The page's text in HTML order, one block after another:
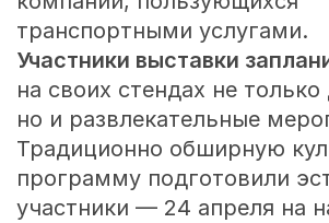
транспортными услугами.
Участники выставки
на своих стендах не
но и развлекательные
Традиционно обширную
программу подготовили
участники — 24 апреля на